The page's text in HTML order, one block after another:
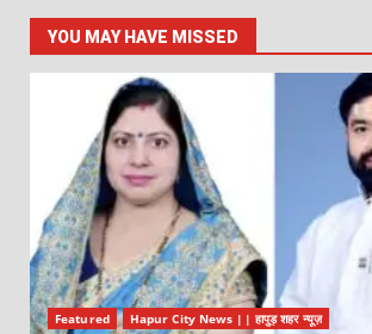
YOU MAY HAVE MISSED
Featured Hapur City News || हापुड़ शहर न्यूज़